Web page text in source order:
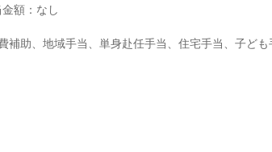
額：なし
補助、地域手当、単身赴任手当、住宅手当、子ども